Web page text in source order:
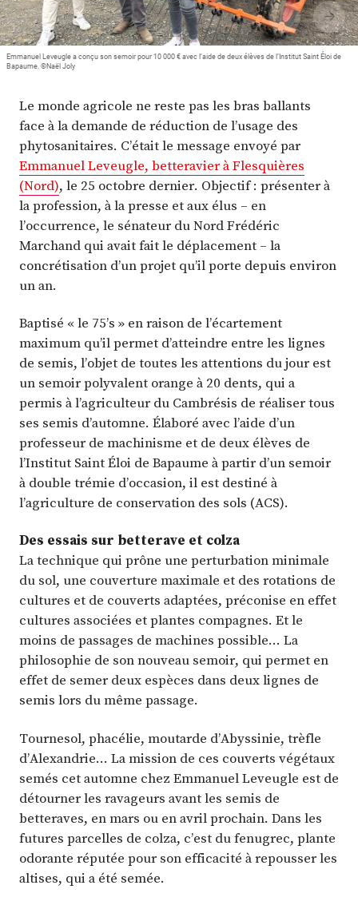
Emmanuel Leveugle a conçu son semoir pour 10 000 € avec l’aide de deux élèves de l’Institut Saint Éloi de
Bapaume. ©Naël Joly
Le monde agricole ne reste pas les bras ballants
face à la demande de réduction de l’usage des
phytosanitaires. C’était le message envoyé par
Emmanuel Leveugle, betteravier à Flesquières
(Nord), le 25 octobre dernier. Objectif : présenter à
la profession, à la presse et aux élus – en
l’occurrence, le sénateur du Nord Frédéric
Marchand qui avait fait le déplacement – la
concrétisation d’un projet qu’il porte depuis environ
un an.
Baptisé « le 75’s » en raison de l’écartement
maximum qu’il permet d’atteindre entre les lignes
de semis, l’objet de toutes les attentions du jour est
un semoir polyvalent orange à 20 dents, qui a
permis à l’agriculteur du Cambrésis de réaliser tous
ses semis d’automne. Élaboré avec l’aide d’un
professeur de machinisme et de deux élèves de
l’Institut Saint Éloi de Bapaume à partir d’un semoir
à double trémie d’occasion, il est destiné à
l’agriculture de conservation des sols (ACS).
Des essais sur betterave et colza
La technique qui prône une perturbation minimale
du sol, une couverture maximale et des rotations de
cultures et de couverts adaptées, préconise en effet
cultures associées et plantes compagnes. Et le
moins de passages de machines possible… La
philosophie de son nouveau semoir, qui permet en
effet de semer deux espèces dans deux lignes de
semis lors du même passage.
Tournesol, phacélie, moutarde d’Abyssinie, trèfle
d’Alexandrie… La mission de ces couverts végétaux
semés cet automne chez Emmanuel Leveugle est de
détourner les ravageurs avant les semis de
betteraves, en mars ou en avril prochain. Dans les
futures parcelles de colza, c’est du fenugrec, plante
odorante réputée pour son efficacité à repousser les
altises, qui a été semée.